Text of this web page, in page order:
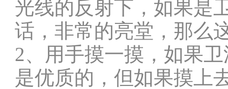
光线的反射下，如果是
话，非常的亮堂，那么
2、用手摸一摸，如果
是优质的，但如果摸上